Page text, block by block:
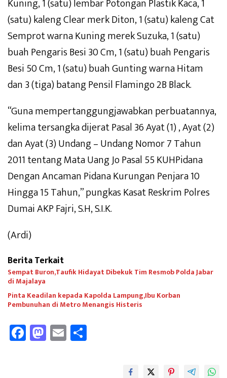
Kuning, 1 (satu) lembar Potongan Plastik Kaca, 1
(satu) kaleng Clear merk Diton, 1 (satu) kaleng Cat
Semprot warna Kuning merek Suzuka, 1 (satu)
buah Pengaris Besi 30 Cm, 1 (satu) buah Pengaris
Besi 50 Cm, 1 (satu) buah Gunting warna Hitam
dan 3 (tiga) batang Pensil Flamingo 2B Black.
“Guna mempertanggungjawabkan perbuatannya,
kelima tersangka dijerat Pasal 36 Ayat (1) , Ayat (2)
dan Ayat (3) Undang – Undang Nomor 7 Tahun
2011 tentang Mata Uang Jo Pasal 55 KUHPidana
Dengan Ancaman Pidana Kurungan Penjara 10
Hingga 15 Tahun,” pungkas Kasat Reskrim Polres
Dumai AKP Fajri, S.H, S.I.K.
(Ardi)
Berita Terkait
Sempat Buron,Taufik Hidayat Dibekuk Tim Resmob Polda Jabar
di Majalaya
Pinta Keadilan kepada Kapolda Lampung,Ibu Korban
Pembunuhan di Metro Menangis Histeris
Fa
ce
M
as
E
m